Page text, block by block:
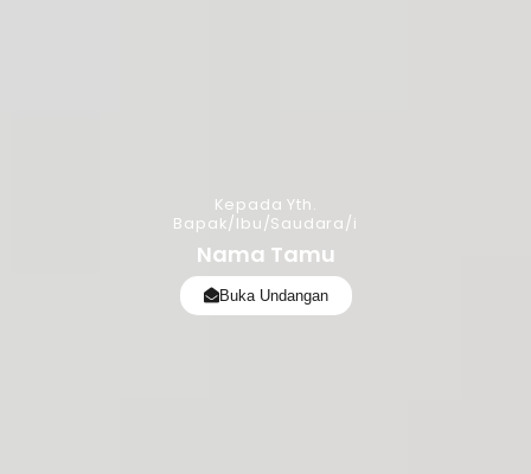
Kepada Yth.
Bapak/Ibu/Saudara/i
Nama Tamu
Buka Undangan